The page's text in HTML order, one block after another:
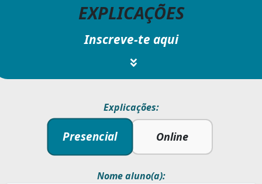
EXPLICAÇÕES
Inscreve-te aqui
Explicações:
Presencial Online
Nome aluno(a):